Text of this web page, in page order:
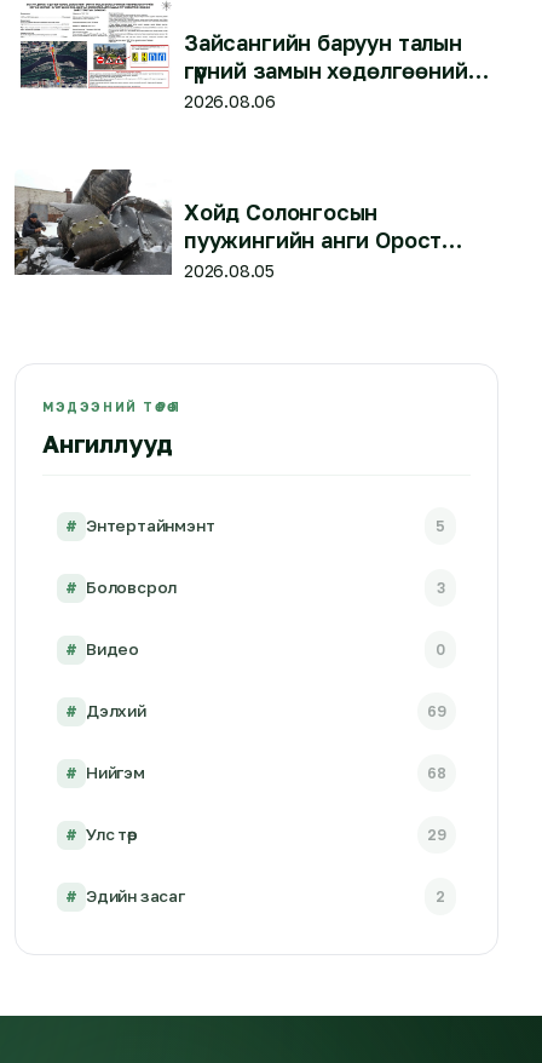
Зайсангийн баруун талын
гүүрний замын хөдөлгөөнийг
маргаашаас түр хаана
2026.08.06
Хойд Солонгосын
пуужингийн анги Орост
байрлаж эхэлсэн гэж
2026.08.05
МЭДЭЭНИЙ ТӨРӨЛ
Ангиллууд
# Энтертайнмэнт 5
# Боловсрол 3
# Видео 0
# Дэлхий 69
# Нийгэм 68
# Улс төр 29
# Эдийн засаг 2